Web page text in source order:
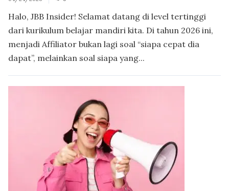
Halo, JBB Insider! Selamat datang di level tertinggi
dari kurikulum belajar mandiri kita. Di tahun 2026 ini,
menjadi Affiliator bukan lagi soal “siapa cepat dia
dapat”, melainkan soal siapa yang...